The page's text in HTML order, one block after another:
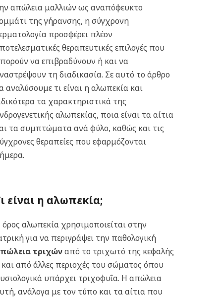
απώλεια μαλλιών ως αναπόφευκτο
της γήρανσης, η σύγχρονη
προσφέρει πλέον
θεραπευτικές επιλογές που
να επιβραδύνουν ή και να
τη διαδικασία. Σε αυτό το άρθρο
αναλύσουμε τι είναι η αλωπεκία και
τα χαρακτηριστικά της
αλωπεκίας, ποια είναι τα αίτια
τα συμπτώματα ανά φύλο, καθώς και τις
θεραπείες που εφαρμόζονται
είναι η αλωπεκία;
αλωπεκία χρησιμοποιείται στην
για να περιγράψει την παθολογική
τριχώναπό το τριχωτό της κεφαλής
από άλλες περιοχές του σώματος όπου
υπάρχει τριχοφυΐα. Η απώλεια
ανάλογα με τον τύπο και τα αίτια που